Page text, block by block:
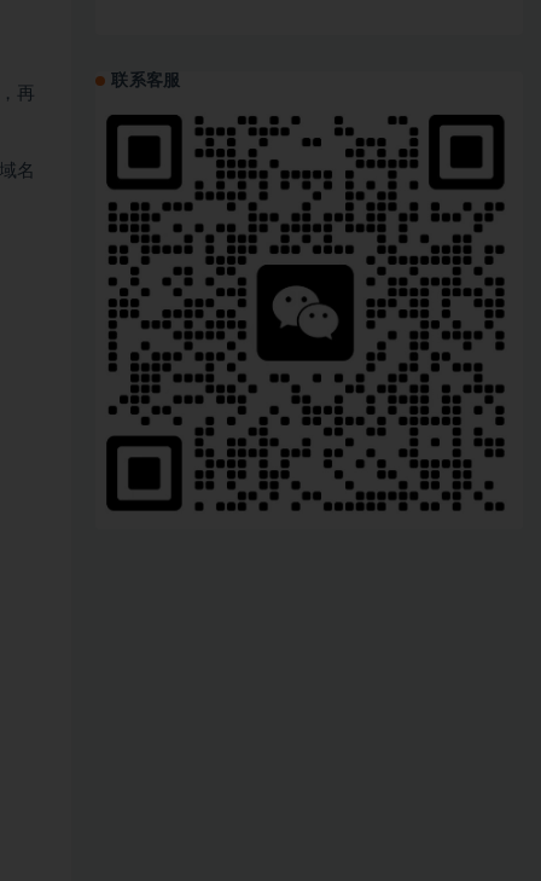
再
名
联系客服